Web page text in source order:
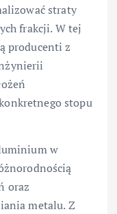
straty
frakcji. W tej
producenti z
stopu
w
oraz
metalu. Z